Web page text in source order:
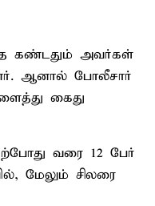
கண்டதும் அவர்கள்
ஆனால் போலீசார்
கைது
வரை 12 பேர்
மேலும் சிலரை